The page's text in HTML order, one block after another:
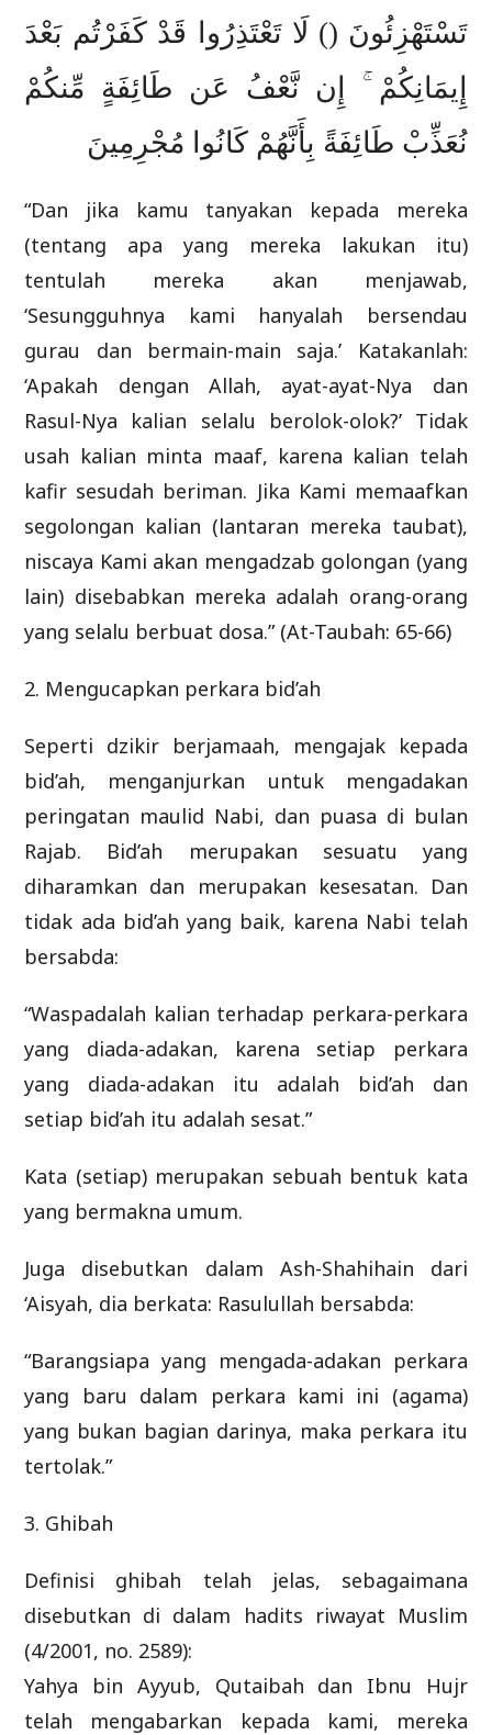
تَسْتَهْزِئُونَ () لَا تَعْتَذِرُوا قَدْ كَفَرْتُم بَعْدَ
إِيمَانِكُمْ ۚ إِن نَّعْفُ عَن طَائِفَةٍ مِّنكُمْ
نُعَذِّبْ طَائِفَةً بِأَنَّهُمْ كَانُوا مُجْرِمِينَ
“Dan jika kamu tanyakan kepada mereka
(tentang apa yang mereka lakukan itu)
tentulah mereka akan menjawab,
‘Sesungguhnya kami hanyalah bersendau
gurau dan bermain-main saja.’ Katakanlah:
‘Apakah dengan Allah, ayat-ayat-Nya dan
Rasul-Nya kalian selalu berolok-olok?’ Tidak
usah kalian minta maaf, karena kalian telah
kafir sesudah beriman. Jika Kami memaafkan
segolongan kalian (lantaran mereka taubat),
niscaya Kami akan mengadzab golongan (yang
lain) disebabkan mereka adalah orang-orang
yang selalu berbuat dosa.” (At-Taubah: 65-66)
2. Mengucapkan perkara bid’ah
Seperti dzikir berjamaah, mengajak kepada
bid’ah, menganjurkan untuk mengadakan
peringatan maulid Nabi, dan puasa di bulan
Rajab. Bid’ah merupakan sesuatu yang
diharamkan dan merupakan kesesatan. Dan
tidak ada bid’ah yang baik, karena Nabi telah
bersabda:
“Waspadalah kalian terhadap perkara-perkara
yang diada-adakan, karena setiap perkara
yang diada-adakan itu adalah bid’ah dan
setiap bid’ah itu adalah sesat.”
Kata (setiap) merupakan sebuah bentuk kata
yang bermakna umum.
Juga disebutkan dalam Ash-Shahihain dari
‘Aisyah, dia berkata: Rasulullah bersabda:
“Barangsiapa yang mengada-adakan perkara
yang baru dalam perkara kami ini (agama)
yang bukan bagian darinya, maka perkara itu
tertolak.”
3. Ghibah
Definisi ghibah telah jelas, sebagaimana
disebutkan di dalam hadits riwayat Muslim
(4/2001, no. 2589):
Yahya bin Ayyub, Qutaibah dan Ibnu Hujr
telah mengabarkan kepada kami, mereka